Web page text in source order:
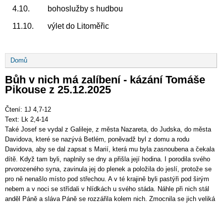
4.10. bohoslužby s hudbou
11.10. výlet do Litoměřic
Drobečková
navigace
Domů
Bůh v nich má zalíbení - kázání Tomáše
Pikouse z 25.12.2025
Čtení: 1J 4,7-12
Text: Lk 2,4-14
Také Josef se vydal z Galileje, z města Nazareta, do Judska, do města
Davidova, které se nazývá Betlém, poněvadž byl z domu a rodu
Davidova, aby se dal zapsat s Marií, která mu byla zasnoubena a čekala
dítě. Když tam byli, naplnily se dny a přišla její hodina. I porodila svého
prvorozeného syna, zavinula jej do plenek a položila do jeslí, protože se
pro ně nenašlo místo pod střechou. A v té krajině byli pastýři pod širým
nebem a v noci se střídali v hlídkách u svého stáda. Náhle při nich stál
anděl Páně a sláva Páně se rozzářila kolem nich. Zmocnila se jich veliká